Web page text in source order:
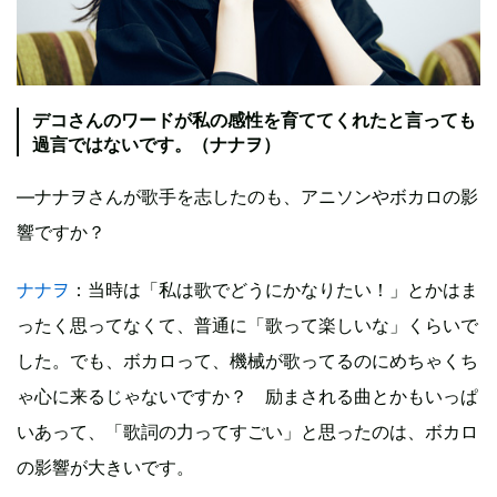
デコさんのワードが私の感性を育ててくれたと言っても
過言ではないです。（ナナヲ）
―ナナヲさんが歌手を志したのも、アニソンやボカロの影
響ですか？
ナナヲ ：当時は「私は歌でどうにかなりたい！」とかはま
ったく思ってなくて、普通に「歌って楽しいな」くらいで
した。でも、ボカロって、機械が歌ってるのにめちゃくち
ゃ心に来るじゃないですか？ 励まされる曲とかもいっぱ
いあって、「歌詞の力ってすごい」と思ったのは、ボカロ
の影響が大きいです。